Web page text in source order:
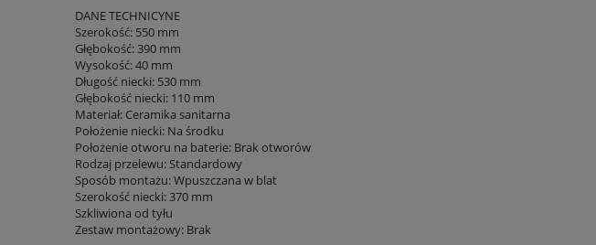
DANE TECHNICYNE
Szerokość: 550 mm
Głębokość: 390 mm
Wysokość: 40 mm
Długość niecki: 530 mm
Głębokość niecki: 110 mm
Materiał: Ceramika sanitarna
Położenie niecki: Na środku
Położenie otworu na baterie: Brak otworów
Rodzaj przelewu: Standardowy
Sposób montażu: Wpuszczana w blat
Szerokość niecki: 370 mm
Szkliwiona od tyłu
Zestaw montażowy: Brak